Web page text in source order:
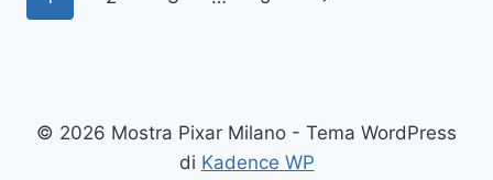
NOTTE
© 2026 Mostra Pixar Milano - Tema WordPress
di Kadence WP